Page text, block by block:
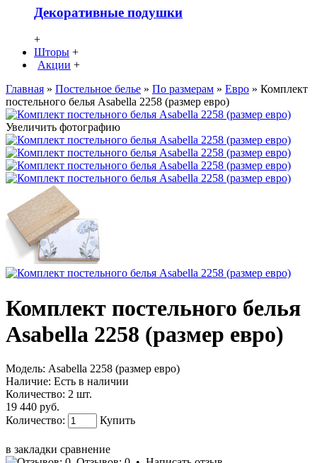
Декоративные подушки
+
Шторы +
Акции +
Главная » Постельное белье » По размерам » Евро » Комплект
постельного белья Asabella 2258 (размер евро)
Увеличить фотографию
Комплект постельного белья
Asabella 2258 (размер евро)
Модель: Asabella 2258 (размер евро)
Наличие: Есть в наличии
Количество: 2 шт.
19 440 руб.
Количество:
Купить
в закладки сравнение